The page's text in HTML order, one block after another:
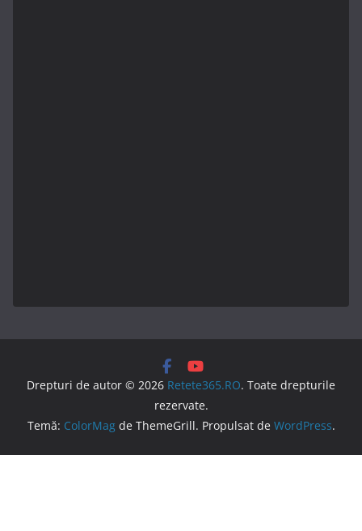
Drepturi de autor © 2026 Retete365.RO. Toate drepturile
rezervate.
Temă: ColorMagde ThemeGrill. Propulsat de WordPress.